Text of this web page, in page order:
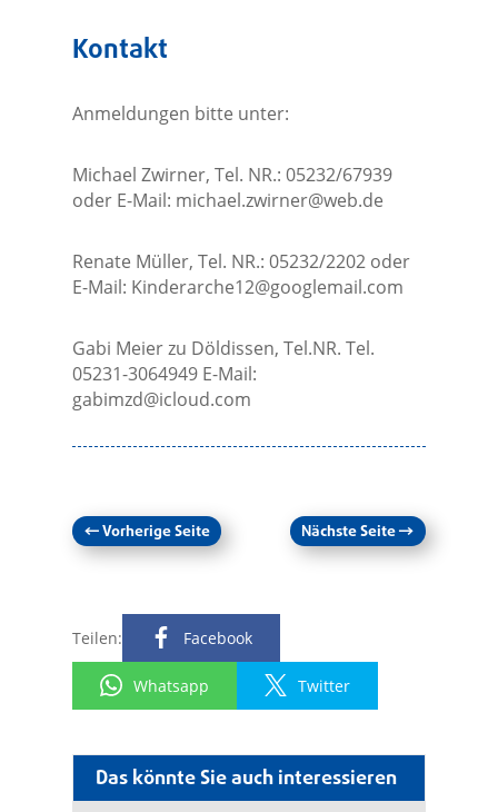
Das könnte Sie auch interessieren
Kontakt
Anmeldungen bitte unter:
Michael Zwirner, Tel. NR.: 05232/67939
oder E-Mail: michael.zwirner@web.de
Renate Müller, Tel. NR.: 05232/2202 oder
E-Mail: Kinderarche12@googlemail.com
Gabi Meier zu Döldissen, Tel.NR. Tel.
05231-3064949 E-Mail:
gabimzd@icloud.com
←Vorherige Seite Nächste Seite→
Teilen: Facebook
Whatsapp Twitter